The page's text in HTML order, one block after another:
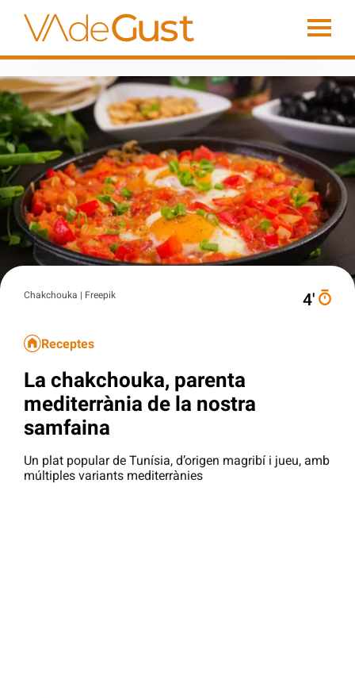
Chakchouka | Freepik 4′
Receptes
La chakchouka, parenta
mediterrània de la nostra
samfaina
Un plat popular de Tunísia, d’origen magribí i jueu, amb
múltiples variants mediterrànies